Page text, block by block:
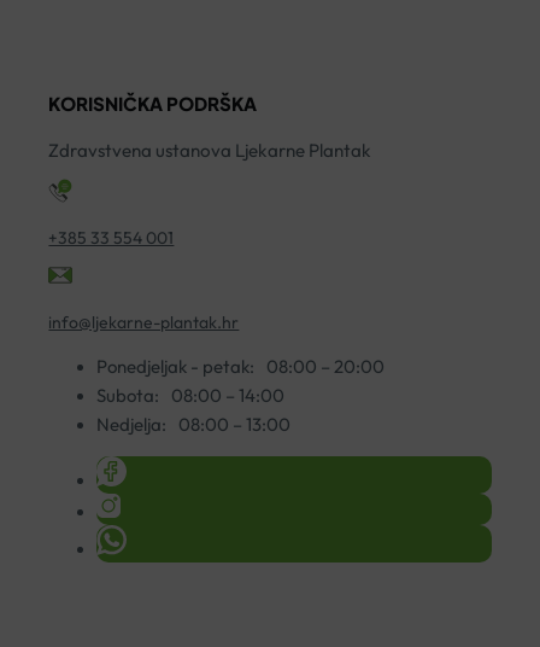
količina
KORISNIČKA PODRŠKA
Zdravstvena ustanova Ljekarne Plantak
+385 33 554 001
info@ljekarne-plantak.hr
Ponedjeljak - petak:
08:00 – 20:00
Subota:
08:00 – 14:00
Nedjelja:
08:00 – 13:00